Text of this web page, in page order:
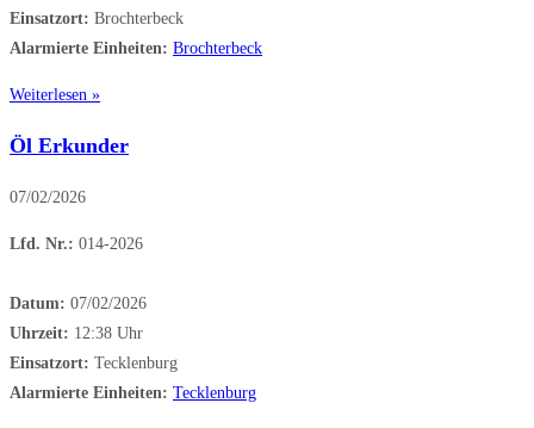
Einsatzort: Brochterbeck
Alarmierte Einheiten: Brochterbeck
Weiterlesen »
Öl Erkunder
07/02/2026
Lfd. Nr.: 014-2026
Datum: 07/02/2026
Uhrzeit: 12:38 Uhr
Einsatzort: Tecklenburg
Alarmierte Einheiten: Tecklenburg